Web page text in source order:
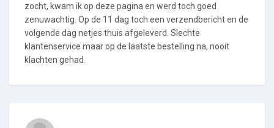
zocht, kwam ik op deze pagina en werd toch goed
zenuwachtig. Op de 11 dag toch een verzendbericht en de
volgende dag netjes thuis afgeleverd. Slechte
klantenservice maar op de laatste bestelling na, nooit
klachten gehad.